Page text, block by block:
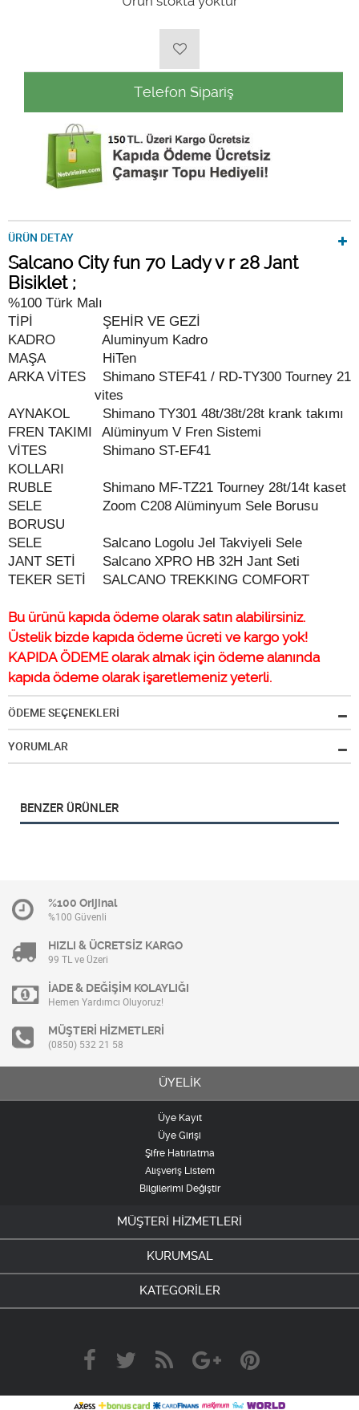
Telefon Sipariş
ÜRÜN DETAY
Salcano City fun 70 Lady v r 28 Jant
Bisiklet ;
%100 Türk Malı
TİPİ
ŞEHİR VE GEZİ
KADRO
Aluminyum Kadro
MAŞA
HiTen
ARKA VİTES
Shimano STEF41 / RD-TY300 Tourney 21
vites
AYNAKOL
Shimano TY301 48t/38t/28t krank takımı
FREN TAKIMI
Alüminyum V Fren Sistemi
VİTES
KOLLARI
Shimano ST-EF41
RUBLE
Shimano MF-TZ21 Tourney 28t/14t kaset
SELE
BORUSU
Zoom C208 Alüminyum Sele Borusu
SELE
Salcano Logolu Jel Takviyeli Sele
JANT SETİ
Salcano XPRO HB 32H Jant Seti
TEKER SETİ
SALCANO TREKKING COMFORT
Bu ürünü kapıda ödeme olarak satın alabilirsiniz.
Üstelik bizde kapıda ödeme ücreti ve kargo yok!
KAPIDA ÖDEME olarak almak için ödeme alanında
kapıda ödeme olarak işaretlemeniz yeterli.
ÖDEME SEÇENEKLERİ
YORUMLAR
BENZER ÜRÜNLER
%100 Orijinal
%100 Güvenli
HIZLI & ÜCRETSİZ KARGO
99 TL ve Üzeri
İADE & DEĞİŞİM KOLAYLIĞI
Hemen Yardımcı Oluyoruz!
MÜŞTERİ HİZMETLERİ
(0850) 532 21 58
ÜYELİK
Üye Kayıt
Üye Girişi
Şifre Hatırlatma
Alışveriş Listem
Bilgilerimi Değiştir
MÜŞTERİ HİZMETLERİ
KURUMSAL
KATEGORİLER